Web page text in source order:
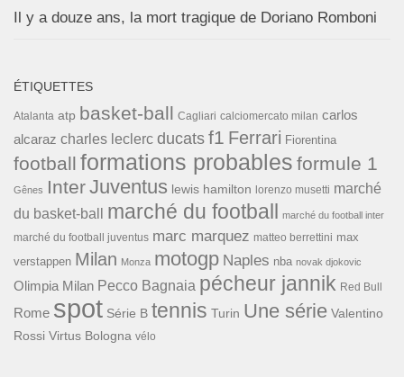
Il y a douze ans, la mort tragique de Doriano Romboni
ÉTIQUETTES
Atalanta atp basket-ball Cagliari calciomercato milan carlos
alcaraz charles leclerc ducats f1 Ferrari Fiorentina
football formations probables formule 1
Gênes InterJuventus lewis hamilton lorenzo musetti marché
du basket-ball
marché du football marché du football inter
marché du football juventus marc marquez matteo berrettini max
verstappen Milan Monza motogp Naples nba novak djokovic
Olimpia Milan Pecco Bagnaia pécheur jannik Red Bull
Rome spot Série B tennis Turin Une série Valentino
Rossi Virtus Bologna vélo